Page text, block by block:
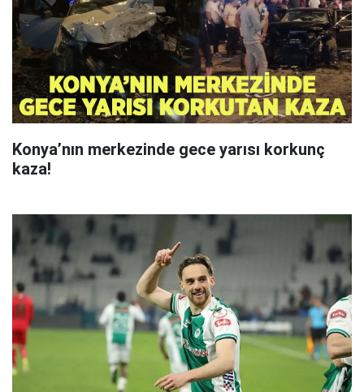
Konya’nın merkezinde gece yarısı korkunç
kaza!